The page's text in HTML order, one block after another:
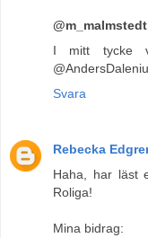
@m_malmstedt
I mitt tycke
Svara
Rebecka
Haha, har läst
Roliga!
Mina bidrag: